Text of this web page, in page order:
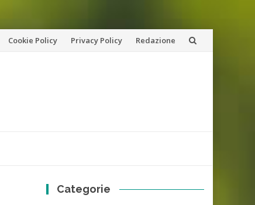
Cookie Policy Privacy Policy Redazione
Categorie